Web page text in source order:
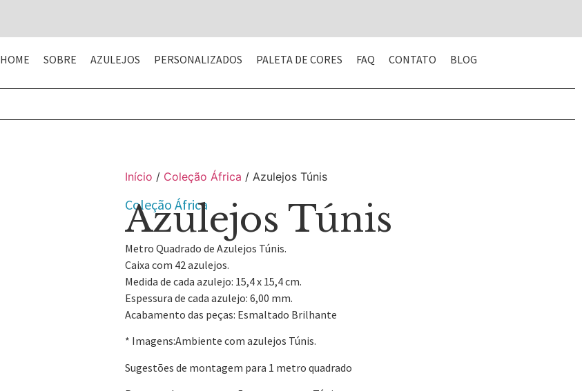
HOME SOBRE AZULEJOS PERSONALIZADOS PALETA DE CORES FAQ CONTATO BLOG
Início / Coleção África / Azulejos Túnis
Coleção África
Azulejos Túnis
Metro Quadrado de Azulejos Túnis.
Caixa com 42 azulejos.
Medida de cada azulejo: 15,4 x 15,4 cm.
Espessura de cada azulejo: 6,00 mm.
Acabamento das peças: Esmaltado Brilhante
* Imagens:Ambiente com azulejos Túnis.
Sugestões de montagem para 1 metro quadrado